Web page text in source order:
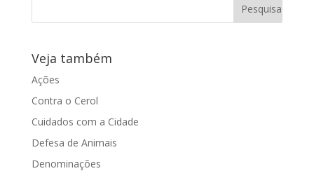
Veja também
Ações
Contra o Cerol
Cuidados com a Cidade
Defesa de Animais
Denominações